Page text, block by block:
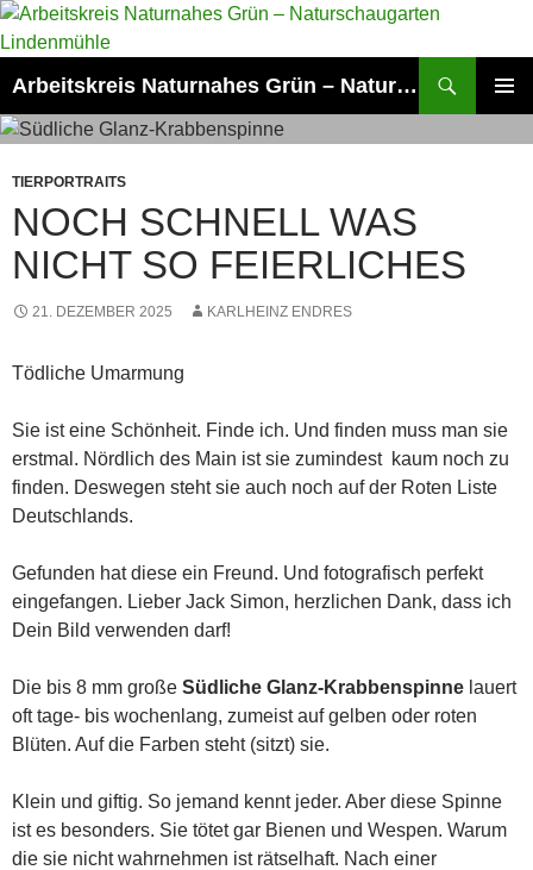
Zum
Inhalt
Arbeitskreis Naturnahes Grün – Naturschaugarten Lindenmühle
TIERPORTRAITS
NOCH SCHNELL WAS
NICHT SO FEIERLICHES
21. DEZEMBER 2025 KARLHEINZ ENDRES
Tödliche Umarmung
Sie ist eine Schönheit. Finde ich. Und finden muss man sie
erstmal. Nördlich des Main ist sie zumindest kaum noch zu
finden. Deswegen steht sie auch noch auf der Roten Liste
Deutschlands.
Gefunden hat diese ein Freund. Und fotografisch perfekt
eingefangen. Lieber Jack Simon, herzlichen Dank, dass ich
Dein Bild verwenden darf!
Die bis 8 mm große Südliche Glanz-Krabbenspinne lauert
oft tage- bis wochenlang, zumeist auf gelben oder roten
Blüten. Auf die Farben steht (sitzt) sie.
Klein und giftig. So jemand kennt jeder. Aber diese Spinne
ist es besonders. Sie tötet gar Bienen und Wespen. Warum
die sie nicht wahrnehmen ist rätselhaft. Nach einer